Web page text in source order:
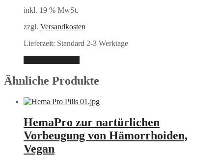
inkl. 19 % MwSt.
zzgl. Versandkosten
Lieferzeit: Standard 2-3 Werktage
Ähnliche Produkte
HemaPro zur nartürlichen
Vorbeugung von Hämorrhoiden,
Vegan